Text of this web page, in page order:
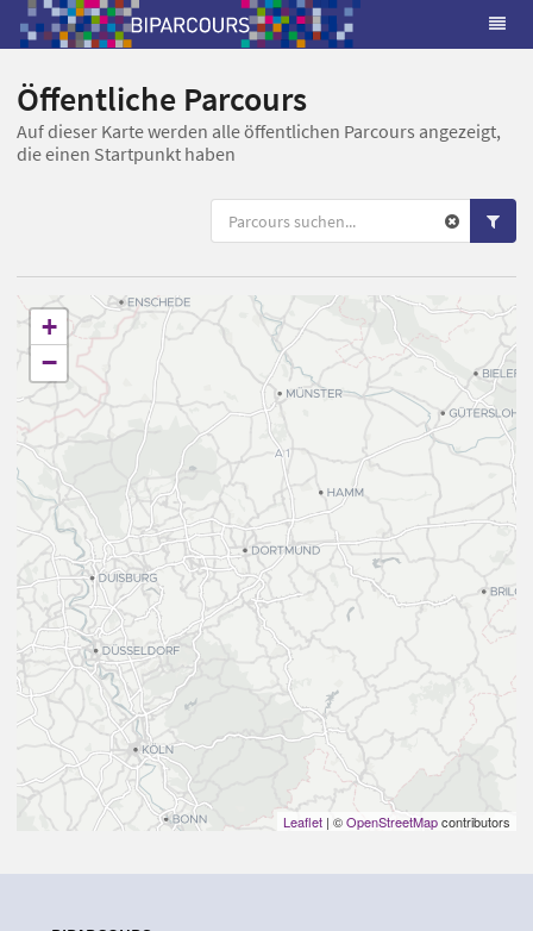
Öffentliche Parcours
Auf dieser Karte werden alle öffentlichen Parcours angezeigt,
die einen Startpunkt haben
+
−
Leaflet | ©OpenStreetMapcontributors